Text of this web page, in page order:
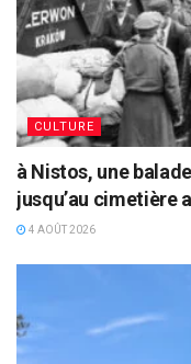
CULTURE
à Nistos, une
jusqu’au cimetière
4 AOÛT 2026